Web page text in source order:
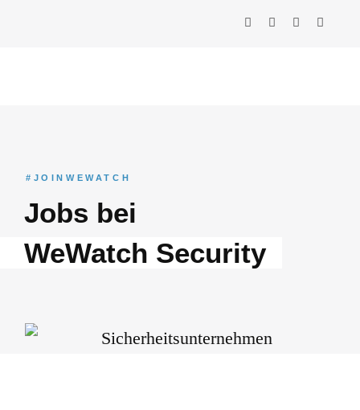
#JOINWEWATCH
Jobs bei
WeWatch Security